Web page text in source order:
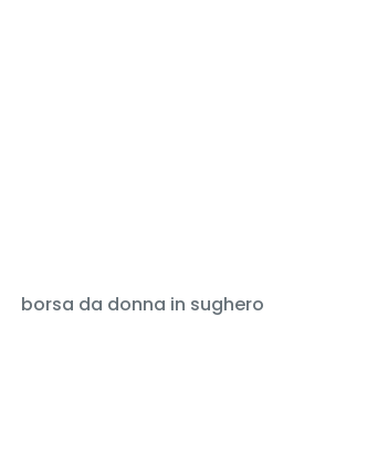
borsa da donna in sughero